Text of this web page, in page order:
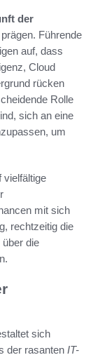
der
Führende
auf, dass
Cloud
rücken
Rolle
sich an eine
um
vielfältige
mit sich
rechtzeitig die
die
sich
der rasanten IT-